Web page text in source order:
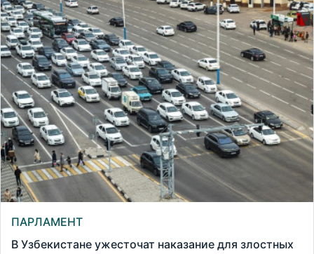
ПАРЛАМЕНТ
В Узбекистане ужесточат наказание для злостных